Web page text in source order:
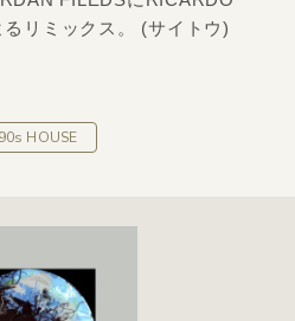
リミックス。 (サイトウ)
HOUSE